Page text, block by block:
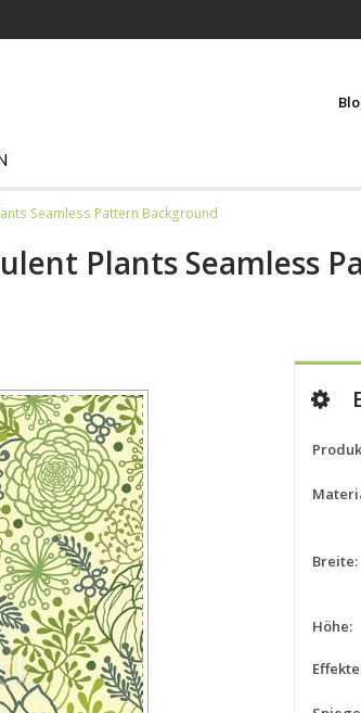
Seamless Pattern Background
Plants Seamless
Breite:
Höhe: